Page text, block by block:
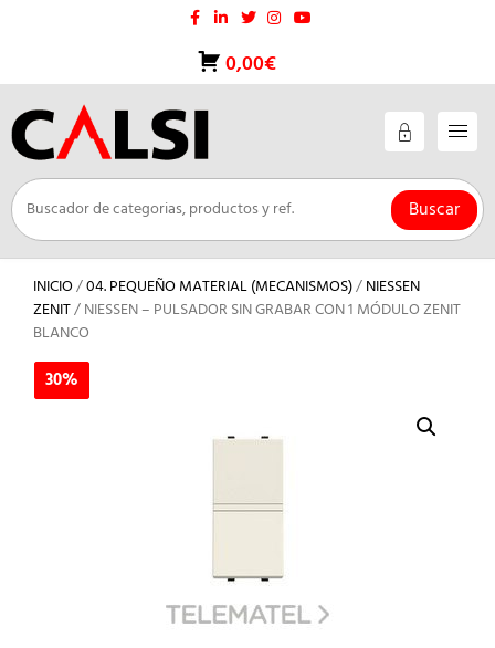
0,00€
Buscar
INICIO/04. PEQUEÑO MATERIAL (MECANISMOS)/NIESSEN
ZENIT/ NIESSEN – PULSADOR SIN GRABAR CON 1 MÓDULO ZENIT
BLANCO
30%
30%